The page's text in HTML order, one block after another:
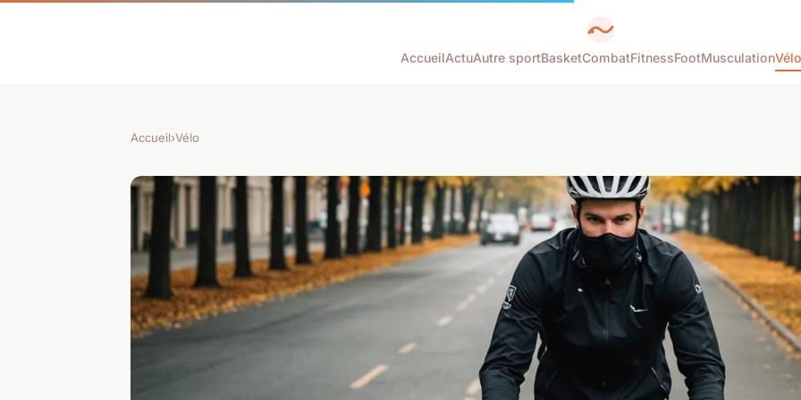
AccueilActuAutre sportBasketCombatFitnessFootMusculationVélo
Accueil›Vélo